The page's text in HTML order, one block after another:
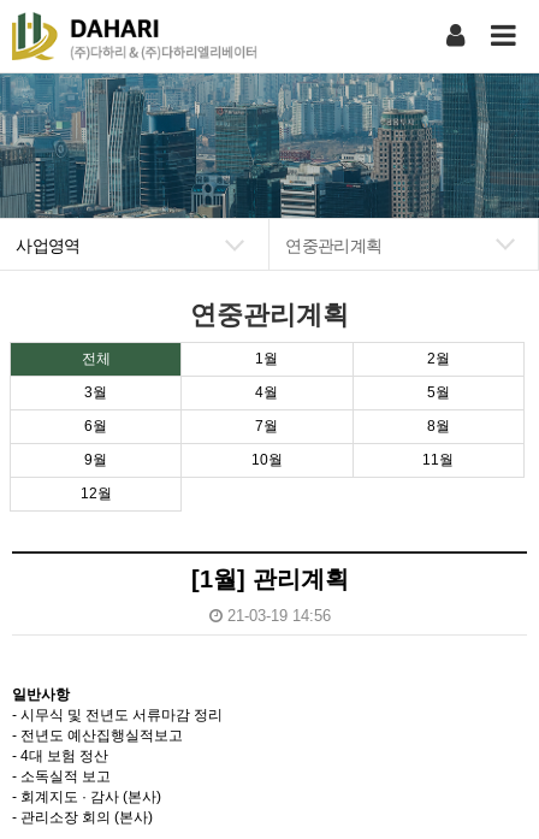
사업영역
다하리가족
다하리(E/L)
다하리상조회
연중관리계획
회계관리
인사교육관리
연중관리계획
전체 1월
2월
3월
4월
5월
6월
7월
8월
9월
10월
11월
12월
[1월] 관리계획
21-03-19 14:56
일반사항
- 시무식 및 전년도 서류마감 정리
- 전년도 예산집행실적보고
- 4대 보험 정산
- 소독실적 보고
- 회계지도 · 감사 (본사)
- 관리소장 회의 (본사)